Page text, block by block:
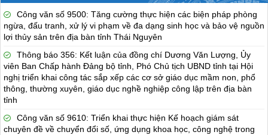
Công văn số 9500: Tăng cường thực hiện các biện pháp phòng
ngừa, đấu tranh, xử lý vi phạm về đa dạng sinh học và bảo vệ nguồn
lợi thủy sản trên địa bàn tỉnh Thái Nguyên
Thông báo 356: Kết luận của đồng chí Dương Văn Lượng, Ủy
viên Ban Chấp hành Đảng bộ tỉnh, Phó Chủ tịch UBND tỉnh tại Hội
nghị triển khai công tác sắp xếp các cơ sở giáo dục mầm non, phổ
thông, thường xuyên, giáo dục nghề nghiệp công lập trên địa bàn
tỉnh
Công văn số 9610: Triển khai thực hiện Kế hoạch giám sát
chuyên đề về chuyển đổi số, ứng dụng khoa học, công nghệ trong